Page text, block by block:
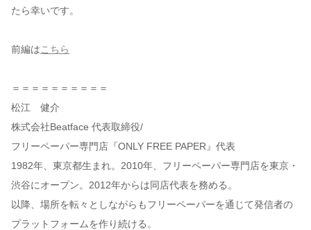
たら幸いです。
前編は こちら
＝＝＝＝＝＝＝＝＝＝
松江 健介
株式会社Beatface 代表取締役/
フリーペーパー専門店『ONLY FREE PAPER』代表
1982年、東京都生まれ。2010年、フリーペーパー専門店を東京・
渋谷にオープン。2012年からは同店代表を務める。
以降、場所を転々としながらもフリーペーパーを通じて発信者の
プラットフォームを作り続ける。